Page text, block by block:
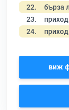
22. бърза
23.
24.
виж